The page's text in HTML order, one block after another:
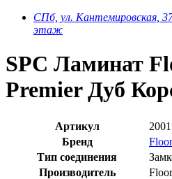
СПб, ул. Кантемировская,
этаж
SPC Ламинат
Premier Дуб
Артикул
2001
Бренд
Тип соединения
Производитель